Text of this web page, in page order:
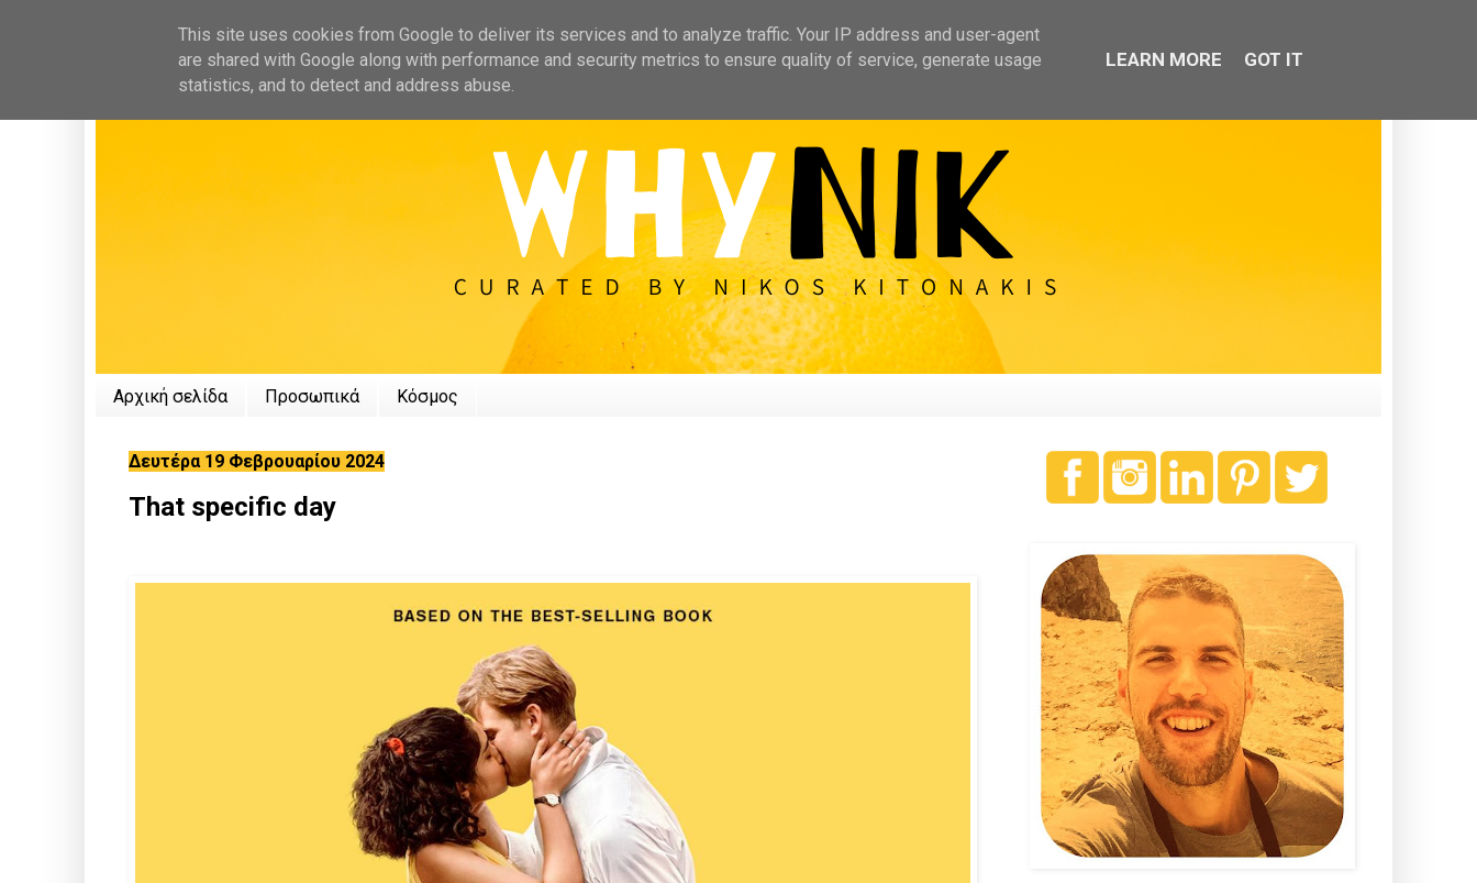
Αρχική σελίδα Προσωπικά Κόσμος
Δευτέρα 19 Φεβρουαρίου 2024
That specific day
This site uses cookies from Google to deliver its services and to analyze traffic. Your IP address and user-agent
are shared with Google along with performance and security metrics to ensure quality of service, generate usage
statistics, and to detect and address abuse.
LEARN MORE GOT IT